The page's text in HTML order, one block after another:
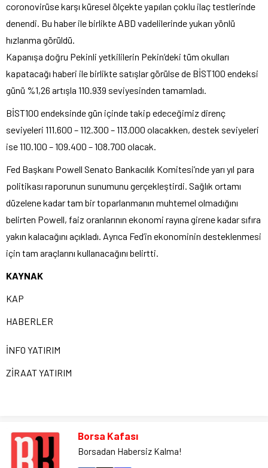
coronovirüse karşı küresel ölçekte yapılan çoklu ilaç testlerinde
denendi. Bu haber ile birlikte ABD vadelilerinde yukarı yönlü
hızlanma görüldü.
Kapanışa doğru Pekinli yetkililerin Pekin’deki tüm okulları
kapatacağı haberi ile birlikte satışlar görülse de BİST100 endeksi
günü %1,26 artışla 110.939 seviyesinden tamamladı.
BİST100 endeksinde gün içinde takip edeceğimiz direnç
seviyeleri 111.600 – 112.300 – 113.000 olacakken, destek seviyeleri
ise 110.100 – 109.400 – 108.700 olacak.
Fed Başkanı Powell Senato Bankacılık Komitesi’nde yarı yıl para
politikası raporunun sunumunu gerçekleştirdi. Sağlık ortamı
düzelene kadar tam bir toparlanmanın muhtemel olmadığını
belirten Powell, faiz oranlarının ekonomi rayına girene kadar sıfıra
yakın kalacağını açıkladı. Ayrıca Fed’in ekonominin desteklenmesi
için tam araçlarını kullanacağını belirtti.
KAYNAK
KAP
HABERLER
İNFO YATIRIM
ZİRAAT YATIRIM
Borsa Kafası
Borsadan Habersiz Kalma!